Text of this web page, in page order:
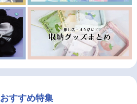
おすすめ特集